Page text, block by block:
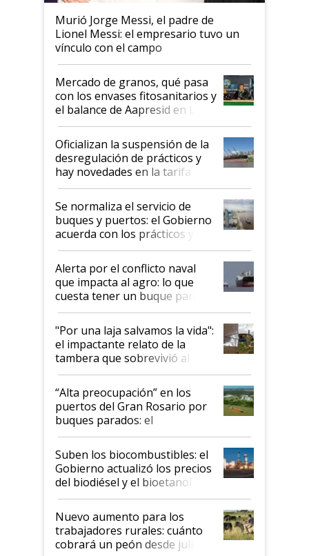
Murió Jorge Messi, el padre de
Lionel Messi: el empresario tuvo un
vínculo con el campo
Mercado de granos, qué pasa
con los envases fitosanitarios y
el balance de Aapresid en La
Posta
Oficializan la suspensión de la
desregulación de prácticos y
hay novedades en la tarifa de
la hidrovía
Se normaliza el servicio de
buques y puertos: el Gobierno
acuerda con los prácticos y
suspende el decreto de
desregulación
Alerta por el conflicto naval
que impacta al agro: lo que
cuesta tener un buque parado
y el peligro de que Argentina
pase a ser "país sucio"
"Por una laja salvamos la vida":
el impactante relato de la
tambera que sobrevivió al
tornado
“Alta preocupación” en los
puertos del Gran Rosario por
buques parados: el
funcionamiento de las
exportadoras en tensión tras
la medida de fuerza de los
prácticos
Suben los biocombustibles: el
Gobierno actualizó los precios
del biodiésel y el bioetanol
Nuevo aumento para los
trabajadores rurales: cuánto
cobrará un peón desde julio